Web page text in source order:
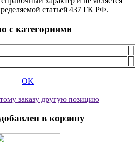
статьей 437 ГК РФ.
с категориями
OK
заказу другую позицию
в корзину